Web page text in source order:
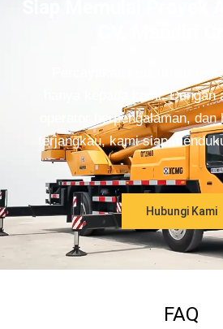
Percayakan kebutuhan
hanya kepada kami.
operator berpengalaman,
terjangkau, kami siap
Hubungi Kami
FAQ